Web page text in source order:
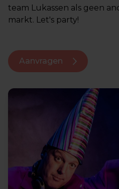
team Lukassen als geen
markt. Let's party!
Aanvragen